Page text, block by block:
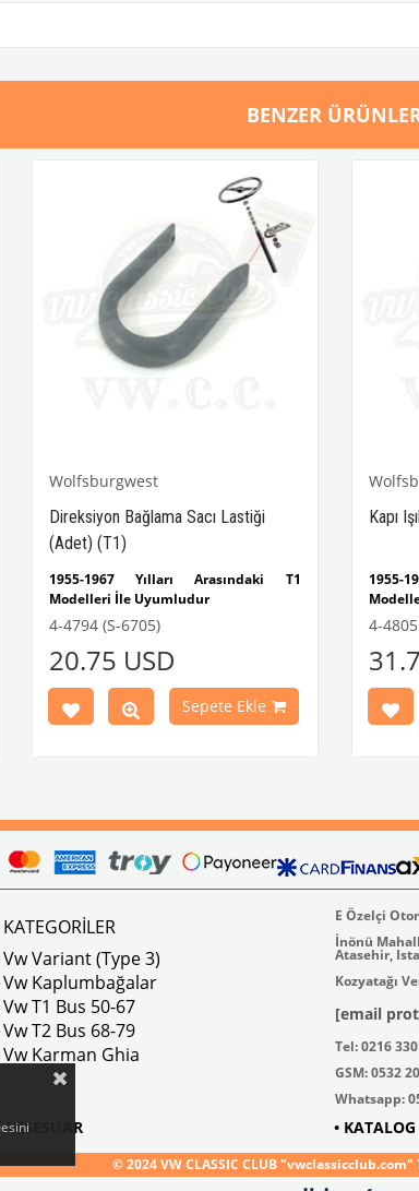
BENZER
Wolfsburgwest
Direksiyon Bağlama Sacı Lastiği
(Adet) (T1)
1955-1967 Yılları Arasındaki T1
Modelleri İle Uyumludur
VWCC Parça No : 4-4794 OEM Parça No
: 211415639GY
4-4794 (S-6705)
20.75 USD
Sepete Ekle
Kapı
1955-
:
4-4805
KATEGORİLER
Vw Variant (Type 3)
Vw Kaplumbağalar
Vw T1 Bus 50-67
Vw T2 Bus 68-79
Vw Karman Ghia
E Özelçi
İnönü
Atasehir,
Kozyatağı
[email
Tel: 0216
GSM: 0532
Whatsapp:
AKSESUAR • KATALOG
© 2024 VW CLASSIC CLUB "vwclassicclub.com"